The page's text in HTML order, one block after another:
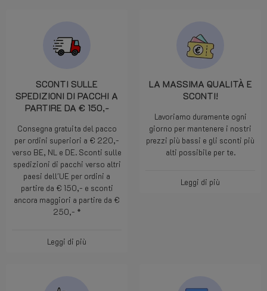
SCONTI SULLE
SPEDIZIONI DI PACCHI A
PARTIRE DA € 150,-
Consegna gratuita del pacco
per ordini superiori a € 220,-
verso BE, NL e DE. Sconti sulle
spedizioni di pacchi verso altri
paesi dell'UE per ordini a
partire da € 150,- e sconti
ancora maggiori a partire da €
250,- *
Leggi di più
LA MASSIMA QUALITÀ E
SCONTI!
Lavoriamo duramente ogni
giorno per mantenere i nostri
prezzi più bassi e gli sconti più
alti possibile per te.
Leggi di più